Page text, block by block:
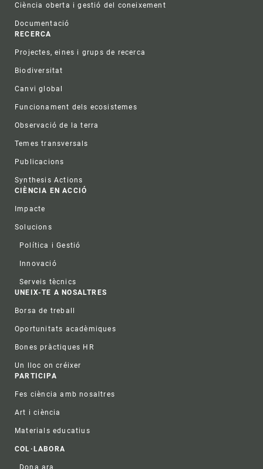
Ciència oberta i gestió del coneixement
Documentació
RECERCA
Projectes, eines i grups de recerca
Biodiversitat
Canvi global
Funcionament dels ecosistemes
Observació de la terra
Temes transversals
Publicacions
Synthesis Actions
CIÈNCIA EN ACCIÓ
Impacte
Solucions
Política i Gestió
Innovació
Serveis tècnics
UNEIX-TE A NOSALTRES
Borsa de treball
Oportunitats acadèmiques
Bones pràctiques HR
Un lloc on créixer
PARTICIPA
Fes ciència amb nosaltres
Art i ciència
Materials educatius
COL·LABORA
Dona ara